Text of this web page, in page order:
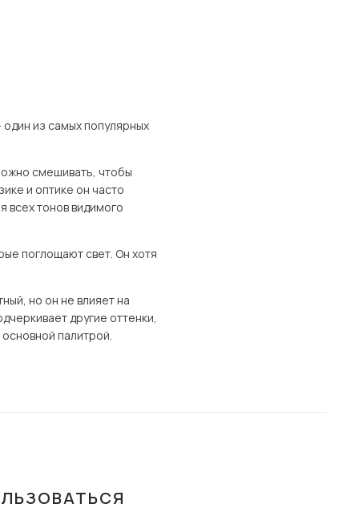
из самых популярных
смешивать, чтобы
и оптике он часто
всех тонов видимого
поглощают свет. Он хотя
но он не влияет на
другие оттенки,
палитрой.